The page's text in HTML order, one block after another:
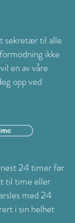
sekretær til alle
ikke
en av våre
opp ved
24 timer før
til time eller
med 24
i sin helhet